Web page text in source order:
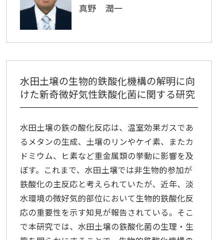
真野 潤一
水田土壌の生物的鉄酸化機構の解明に向
けた新奇微好気性鉄酸化菌に関する研究
水田土壌の鉄の酸化反応は、温室効果ガスであ
るメタンの生成、土壌のリンやケイ素、またカ
ドミウム、ヒ素など重金属類の挙動に影響を及
ぼす。これまで、水田土壌では非生物的参加が
鉄酸化の主反応と考えられていたが、近年、淡
水環境の微好気的部位において生物的鉄酸化反
応の重要性を示す知見が報告されている。そこ
で本研究では、水田土壌の鉄酸化菌の生理・生